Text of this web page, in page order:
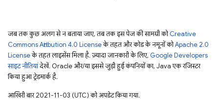
जब तक कुछ अलग से न बताया जाए, तब तक इस पेज की सामग्री कोCreative
Commons Attribution 4.0 Licenseके तहत और कोड के नमूनों कोApache 2.0
Licenseके तहत लाइसेंस मिला है. ज़्यादा जानकारी के लिए, Google Developers
साइट नीतियांदेखें. Oracle और/या इससे जुड़ी हुई कंपनियों का, Java एक रजिस्टर
किया हुआ ट्रेडमार्क है.
आखिरी बार 2021-11-03 (UTC) को अपडेट किया गया.